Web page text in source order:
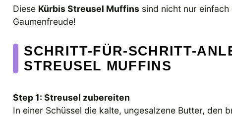
Diese Kürbis Streusel Muffins sind nicht nur
Gaumenfreude!
SCHRITT-FÜR-SCHRITT-
STREUSEL MUFFINS
Step 1: Streusel zubereiten
In einer Schüssel die kalte, ungesalzene Butter, den